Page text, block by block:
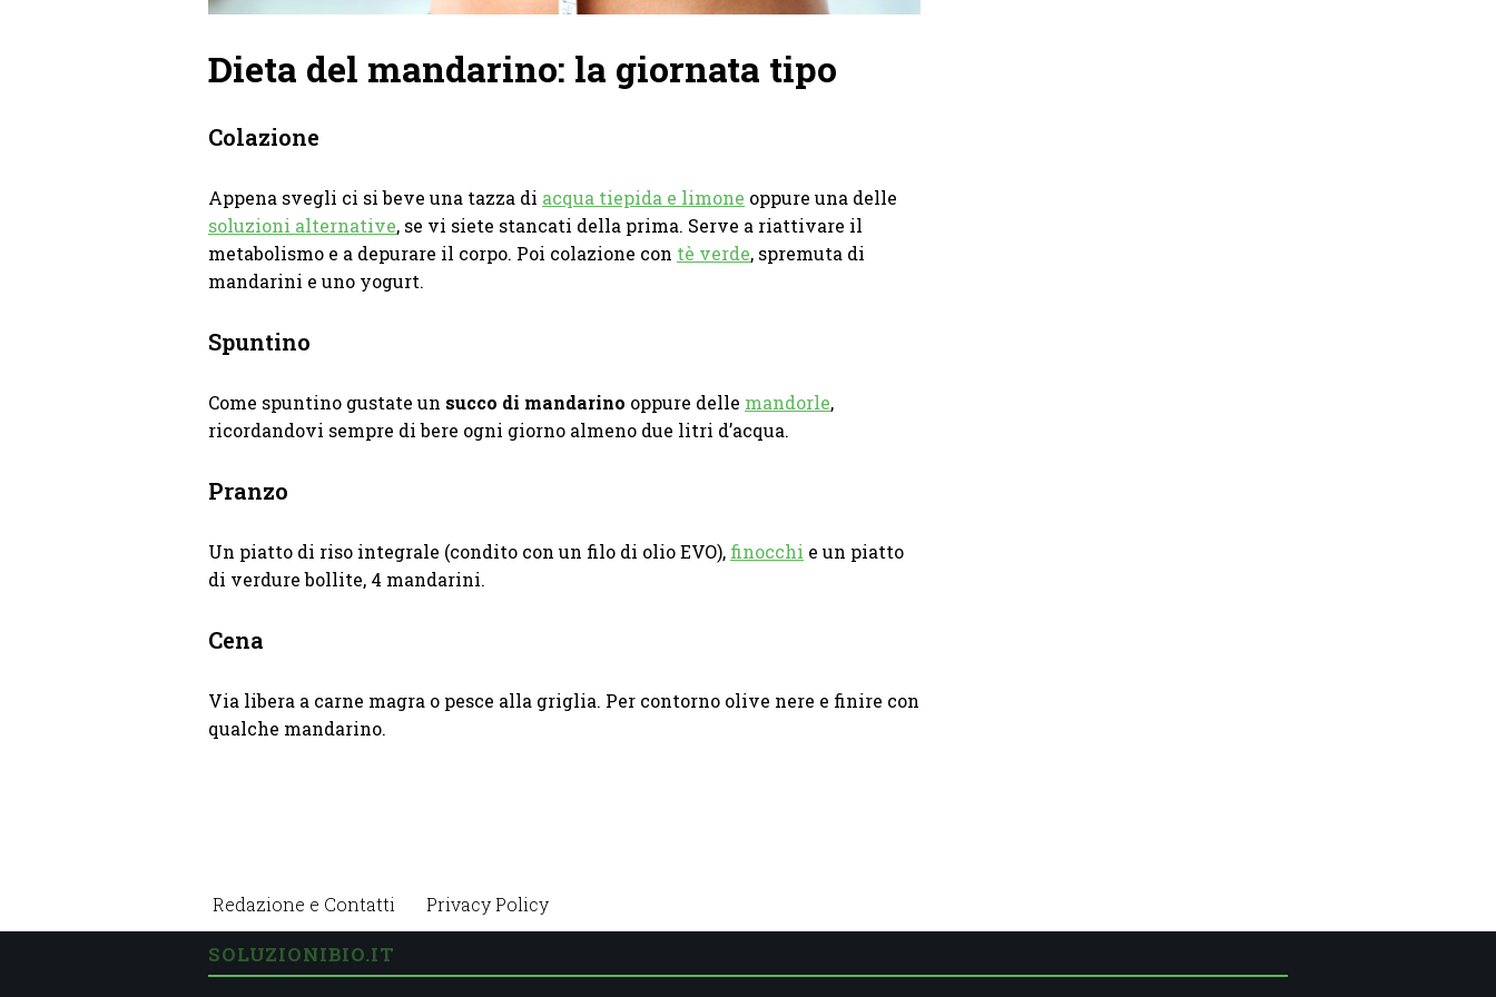
Dieta del mandarino: la giornata tipo
Colazione
Appena svegli ci si beve una tazza di acqua tiepida e limone oppure una delle
soluzioni alternative, se vi siete stancati della prima. Serve a riattivare il
metabolismo e a depurare il corpo. Poi colazione con tè verde, spremuta di
mandarini e uno yogurt.
Spuntino
Come spuntino gustate un succo di mandarino oppure delle mandorle,
ricordandovi sempre di bere ogni giorno almeno due litri d’acqua.
Pranzo
Un piatto di riso integrale (condito con un filo di olio EVO), finocchi e un piatto
di verdure bollite, 4 mandarini.
Cena
Via libera a carne magra o pesce alla griglia. Per contorno olive nere e finire con
qualche mandarino.
Redazione e Contatti Privacy Policy
SOLUZIONIBIO.IT